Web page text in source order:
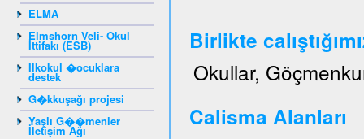
ELMA
Elmshorn Veli- Okul
İttifakı (ESB)
Ilkokul �ocuklara
destek
G�kkuşağı projesi
Yaşlı G��menler
İletişim Ağı
Birlikte
Okullar,
Calisma Alanları